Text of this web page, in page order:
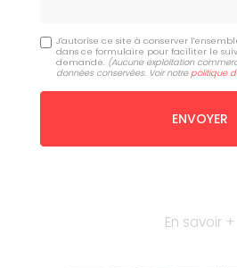
J'autorise ce site à conserver
dans ce formulaire pour faciliter le
demande. (Aucune exploitation
données conservées. Voir notre politique
En savoir +